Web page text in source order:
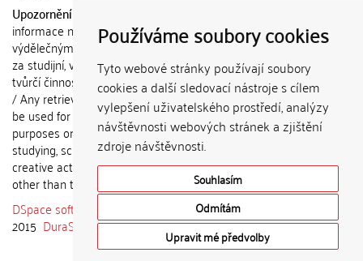
Používáme soubory cookies
Tyto webové stránky používají soubory
cookies a další sledovací nástroje s cílem
vylepšení uživatelského prostředí, analýzy
návštěvnosti webových stránek a zjištění
zdroje návštěvnosti.
Souhlasím
Odmítám
Upravit mé předvolby
Upozornění / Notice:
informace nemohou být použity k
výdělečným účelům nebo vydávány
za studijní, vědeckou nebo jinou
tvůrčí činnost jiné osoby než autora.
/ Any retrieved information shall not
be used for any commercial
purposes or claimed as results of
studying, scientific or any other
creative activities of any person
other than the author.
DSpace software
copyright © 2002-
2015 DuraSpace